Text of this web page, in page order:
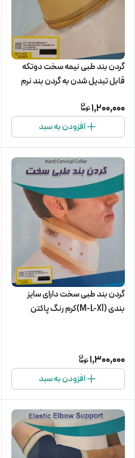
گردن بند طبی نیمه سخت دوتکه
قابل تبدیل شدن به گردن بند نرم
1,200,000
افزودن به سبد
گردن بند طبی سخت دارای سایز
بندی (M-L-Xl)کرم رنگ پاکتن
1,300,000
افزودن به سبد